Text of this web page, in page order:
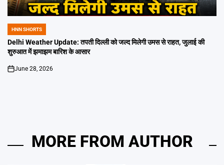
POSTED
IN
HNN SHORTS
Delhi Weather Update: तपती दिल्ली को जल्द मिलेगी उमस से राहत, जुलाई की
शुरुआत में झमाझम बारिश के आसार
on
June 28, 2026
MORE FROM AUTHOR